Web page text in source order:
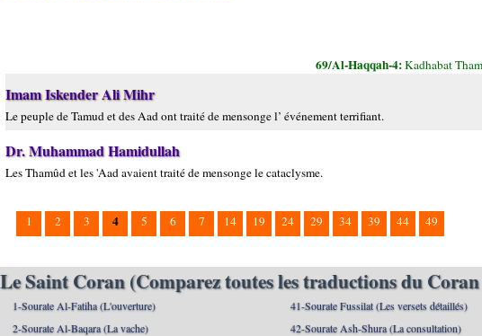
69/Al-Haqqah-4:Kadhabat
Imam Iskender Ali Mihr
Le peuple de Tamud et des Aad ont traité de mensonge l’ événement terrifiant.
Dr. Muhammad Hamidullah
Les Thamûd et les 'Aad avaient traité de mensonge le cataclysme.
1 2 3 4 5 6 7 14 19 24 29 34 39 44 49
Le Saint Coran (Comparez toutes les traductions du
1-Sourate Al-Fatiha (L'ouverture)
2-Sourate Al-Baqara (La vache)
41-Sourate Fussilat (Les versets détaillés)
42-Sourate Ash-Shura (La consultation)